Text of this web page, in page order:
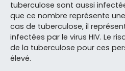
tuberculose sont aussi
que ce nombre représente
cas de tuberculose, il
infectées par le virus HIV. Le
de la tuberculose pour ces
élevé.